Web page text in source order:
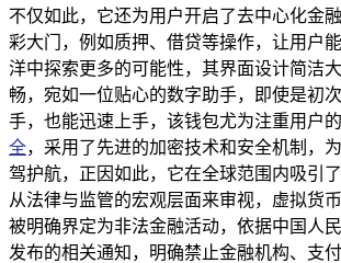
不仅如此，它还为用户开启了去中心化金
彩大门，例如质押、借贷等操作，让用户
洋中探索更多的可能性，其界面设计简洁
畅，宛如一位贴心的数字助手，即使是初
手，也能迅速上手，该钱包尤为注重用户
全，采用了先进的加密技术和安全机制，
驾护航，正因如此，它在全球范围内吸引
从法律与监管的宏观层面来审视，虚拟货
被明确界定为非法金融活动，依据中国人
发布的相关通知，明确禁止金融机构、支